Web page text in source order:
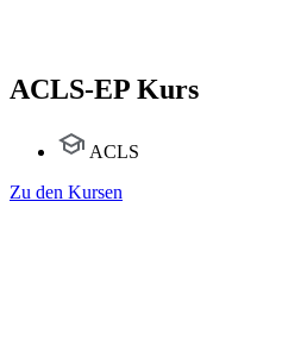
ACLS-EP Kurs
ACLS
Zu den Kursen